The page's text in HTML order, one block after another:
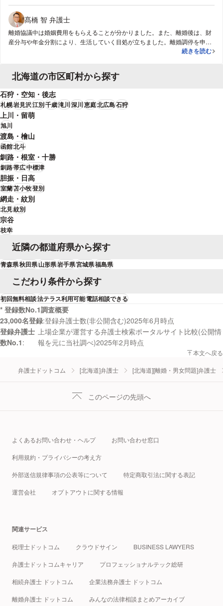
髙橋 智 弁護士
離婚協議中は婚姻費用をもらえることが分かりました。また、離婚後は、財
産分与や年金分割により、生活していく目処が立ちました。離婚調停を申し
【退職金・離
続きを読む
北海道の市区町村から探す
石狩・空知・後志
札幌岩見沢江別千歳滝川深川恵庭北広島石狩
上川・留萌
旭川
渡島・檜山
函館北斗
釧路・根室・十勝
釧路帯広中標津
胆振・日高
室蘭苫小牧登別
網走・紋別
北見紋別
宗谷
枝幸
近隣の都道府県から探す
青森県秋田県山形県岩手県宮城県福島県
こだわり条件から探す
初回無料相談法テラス利用可能電話相談できる
* 登録数No.1調査概要
23,000名登録 登録弁護士数(非公開含む)2025年6月時点
登録弁護士
数No.1
上場企業が運営する弁護士検索ポータルサイト比較(公開情
報を元に当社調べ)2025年2月時点
本文へ戻る
弁護士ドットコム [北海道]弁護士 [北海道][離婚・男女問題]弁護士
このページの先頭へ
よくあるお問い合わせ・ヘルプ お問い合わせ窓口
利用規約・プライバシーの考え方
外部送信規律事項の公表等について 特定商取引法に関する表記
運営会社 オプトアウトに関する情報
関連サービス
税理士ドットコム クラウドサイン BUSINESS LAWYERS
弁護士ドットコムキャリア プロフェッショナルテック総研
相続弁護士 ドットコム 企業法務弁護士 ドットコム
離婚弁護士 ドットコム みんなの法律相談まとめアーカイブ